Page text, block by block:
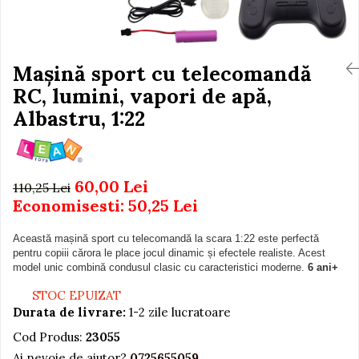
Caluti balansoar
Interactive, educative si
muzicale
Ateliere si unelte
Blocuri de constructie
Covorase de dans
Creative
De plus
Fotolii gonflabile
Jocuri de indemanare
Ingrijire cosmetica mamici
Perioada Sarcinii
Pompe de san
Sisteme De Purtare
Mașină sport cu telecomandă
RC, lumini, vapori de apă,
Albastru, 1:22
110,25 Lei 60,00 Lei
Economisesti: 50,25 Lei
Această mașină sport cu telecomandă la scara 1:22 este perfectă
pentru copiii cărora le place jocul dinamic și efectele realiste. Acest
model unic combină condusul clasic cu caracteristici moderne. 6 ani+
STOC EPUIZAT
Durata de livrare: 1-2 zile lucratoare
Cod Produs: 23055